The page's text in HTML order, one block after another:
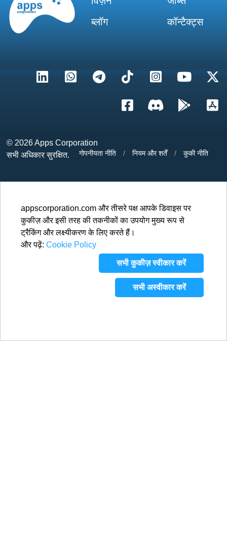
ब्लॉग
कॉन्टैक्ट्स
© 2026Apps Corporation
सभी अधिकार सुरक्षित.
गोपनीयता नीति / नियम और शर्तें / कुकी नीति
appscorporation.com और तीसरे पक्ष आपके डिवाइस पर
कुकीज़ और इसी तरह की तकनीकों का उपयोग मुख्य रूप से
ट्रैकिंग और लक्ष्यीकरण के लिए करते हैं।
और पढ़ें: Cookie Policy
सभी कुकीज़ स्वीकार करें
सभी अस्वीकार करें